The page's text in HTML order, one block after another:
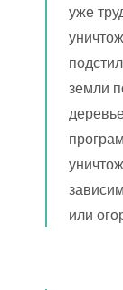
уже
земли
или